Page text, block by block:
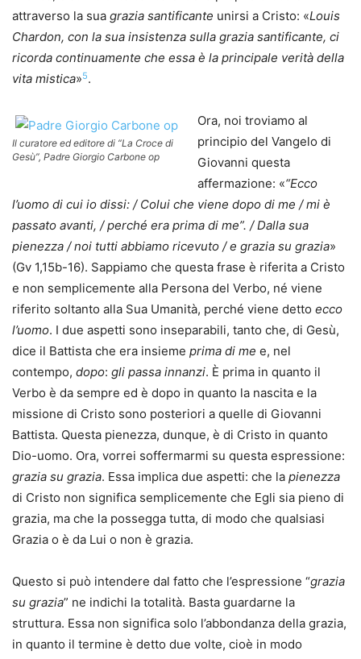
attraverso la sua grazia santificante unirsi a Cristo: «Louis
Chardon, con la sua insistenza sulla grazia santificante, ci
ricorda continuamente che essa è la principale verità della
vita mistica»5.
Il curatore ed editore di “La Croce di
Gesù”, Padre Giorgio Carbone op
Ora, noi troviamo al
principio del Vangelo di
Giovanni questa
affermazione: «“Ecco
l’uomo di cui io dissi: / Colui che viene dopo di me / mi è
passato avanti, / perché era prima di me”. / Dalla sua
pienezza / noi tutti abbiamo ricevuto / e grazia su grazia»
(Gv 1,15b-16). Sappiamo che questa frase è riferita a Cristo
e non semplicemente alla Persona del Verbo, né viene
riferito soltanto alla Sua Umanità, perché viene detto ecco
l’uomo. I due aspetti sono inseparabili, tanto che, di Gesù,
dice il Battista che era insieme prima di me e, nel
contempo, dopo: gli passa innanzi. È prima in quanto il
Verbo è da sempre ed è dopo in quanto la nascita e la
missione di Cristo sono posteriori a quelle di Giovanni
Battista. Questa pienezza, dunque, è di Cristo in quanto
Dio-uomo. Ora, vorrei soffermarmi su questa espressione:
grazia su grazia. Essa implica due aspetti: che la pienezza
di Cristo non significa semplicemente che Egli sia pieno di
grazia, ma che la possegga tutta, di modo che qualsiasi
Grazia o è da Lui o non è grazia.
Questo si può intendere dal fatto che l’espressione “grazia
su grazia” ne indichi la totalità. Basta guardarne la
struttura. Essa non significa solo l’abbondanza della grazia,
in quanto il termine è detto due volte, cioè in modo